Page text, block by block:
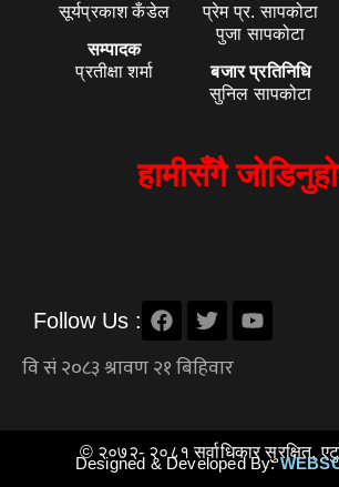
सूर्यप्रकाश कँडेल
सम्पादक
प्रतीक्षा शर्मा
प्रेम प्र. सापकोटा
पुजा सापकोटा
बजार प्रतिनिधि
सुनिल सापकोटा
हामीसँगै
Follow Us :
© २०७२- २०८१ सर्वाधिकार सुरक्षित,
Designed & Developed By: